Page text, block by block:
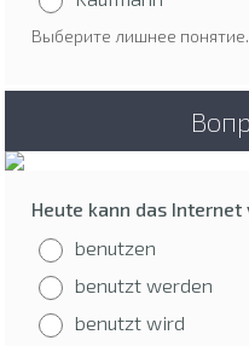
Выберите лишнее понятие.
Heute kann das Internet
benutzen
benutzt werden
benutzt wird